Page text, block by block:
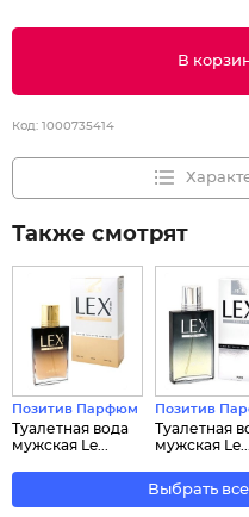
В
Код: 1000735414
Также смотрят
Позитив Парфюм
Туалетная вода
мужская Le...
Позитив
Туалетная
мужская Le...
Выбрать